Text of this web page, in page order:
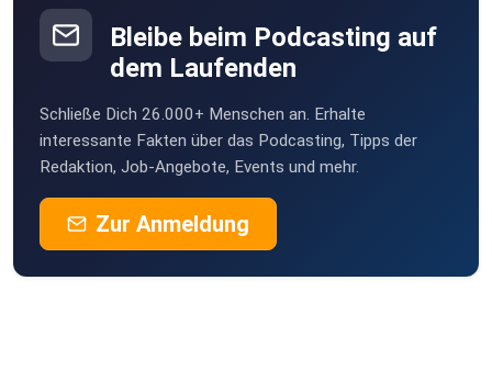
harald.schugt
heikegebauer
Bleibe beim Podcasting auf
dem Laufenden
Schließe Dich 26.000+ Menschen an. Erhalte
interessante Fakten über das Podcasting, Tipps der
Redaktion, Job-Angebote, Events und mehr.
Zur Anmeldung